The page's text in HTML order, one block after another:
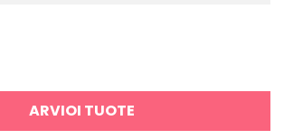
ARVIOI TUOTE